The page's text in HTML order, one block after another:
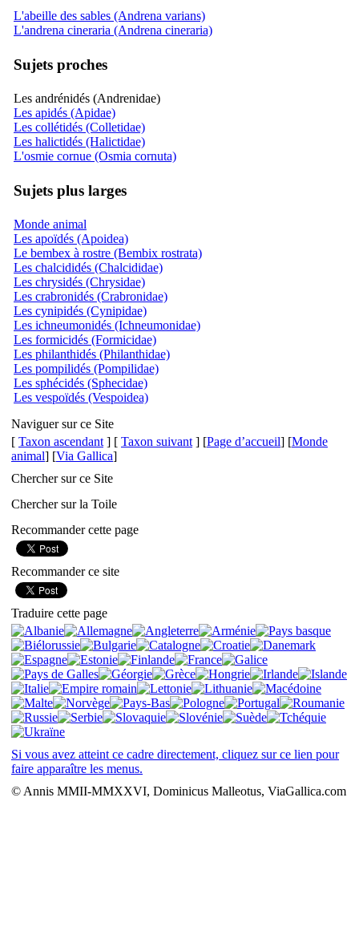
L'abeille des sables (Andrena varians)
L'andrena cineraria (Andrena cineraria)
Sujets proches
Les andrénidés (Andrenidae)
Les apidés (Apidae)
Les collétidés (Colletidae)
Les halictidés (Halictidae)
L'osmie cornue (Osmia cornuta)
Sujets plus larges
Monde animal
Les apoïdés (Apoidea)
Le bembex à rostre (Bembix rostrata)
Les chalcididés (Chalcididae)
Les chrysidés (Chrysidae)
Les crabronidés (Crabronidae)
Les cynipidés (Cynipidae)
Les ichneumonidés (Ichneumonidae)
Les formicidés (Formicidae)
Les philanthidés (Philanthidae)
Les pompilidés (Pompilidae)
Les sphécidés (Sphecidae)
Les vespoïdés (Vespoidea)
Naviguer sur ce Site
[ Taxon ascendant ] [ Taxon suivant ] [Page d’accueil] [Monde
animal] [Via Gallica]
Chercher sur ce Site
Chercher sur la Toile
Recommander cette page
Recommander ce site
Traduire cette page
Si vous avez atteint ce cadre directement, cliquez sur ce lien pour
faire apparaître les menus.
© Annis MMII-MMXXVI, Dominicus Malleotus, ViaGallica.com